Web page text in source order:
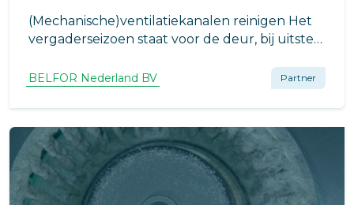
(Mechanische)ventilatiekanalen reinigen Het
vergaderseizoen staat voor de deur, bij uitstek
(mechanische)ventilatiekanalen of WTW-
installaties onder de aandacht te brengen
BELFOR Nederland BV Partner